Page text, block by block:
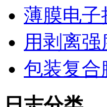
薄膜电子
用剥离
包装复